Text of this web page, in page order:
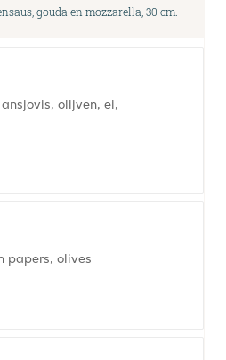
gouda en mozzarella, 30 cm.
olijven, ei,
papers, olives